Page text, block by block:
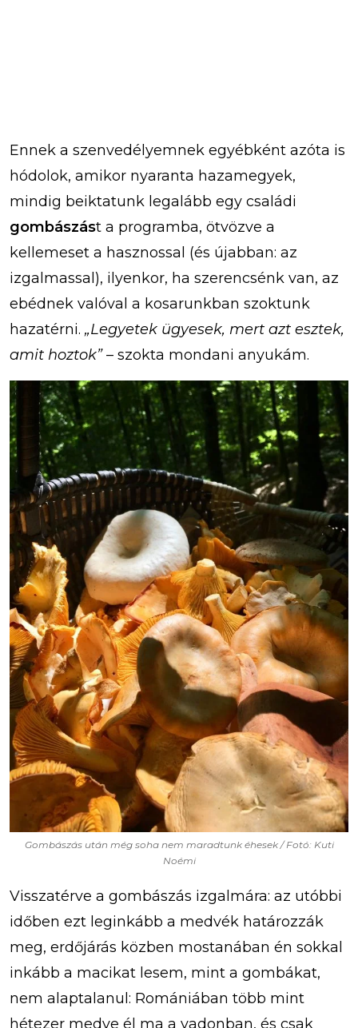
Ennek a szenvedélyemnek egyébként azóta is
hódolok, amikor nyaranta hazamegyek,
mindig beiktatunk legalább egy családi
gombászást a programba, ötvözve a
kellemeset a hasznossal (és újabban: az
izgalmassal), ilyenkor, ha szerencsénk van, az
ebédnek valóval a kosarunkban szoktunk
hazatérni. „Legyetek ügyesek, mert azt esztek,
amit hoztok”– szokta mondani anyukám.
Gombászás után még soha nem maradtunk éhesek / Fotó: Kuti
Noémi
Visszatérve a gombászás izgalmára: az utóbbi
időben ezt leginkább a medvék határozzák
meg, erdőjárás közben mostanában én sokkal
inkább a macikat lesem, mint a gombákat,
nem alaptalanul: Romániában több mint
hétezer medve él ma a vadonban, és csak